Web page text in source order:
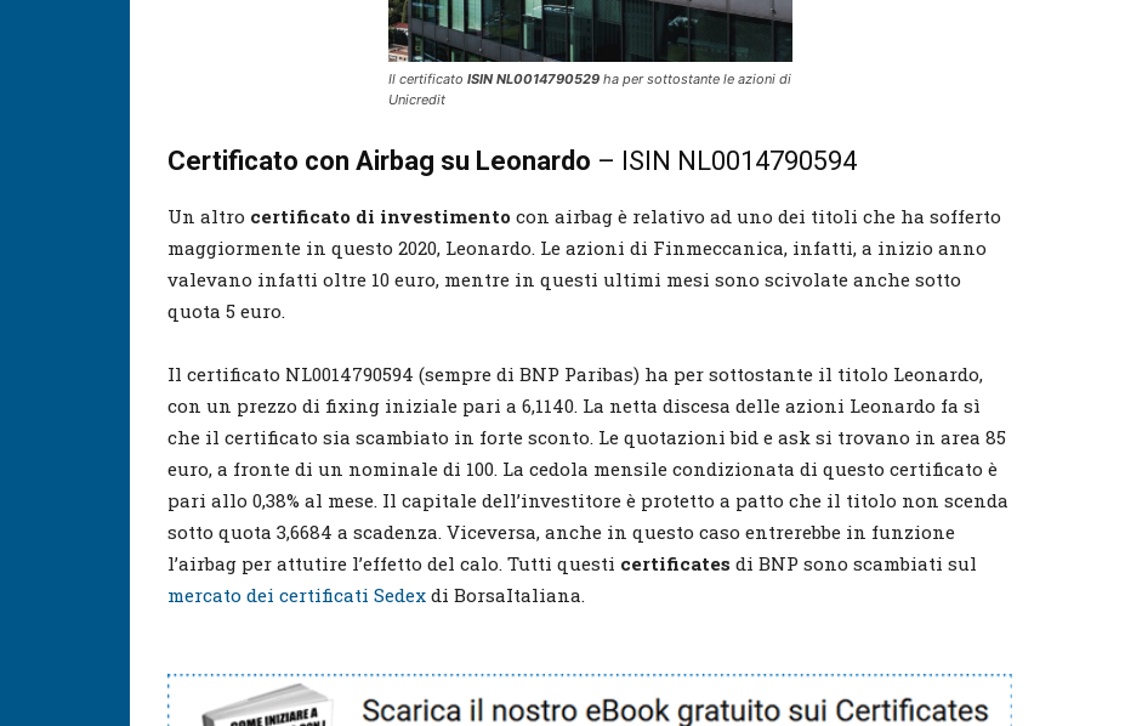
Il certificato ISIN NL0014790529ha per sottostante le azioni di
Unicredit
Certificato con Airbag su Leonardo – ISIN NL0014790594
Un altro certificato di investimento con airbag è relativo ad uno dei titoli che ha sofferto
maggiormente in questo 2020, Leonardo. Le azioni di Finmeccanica, infatti, a inizio anno
valevano infatti oltre 10 euro, mentre in questi ultimi mesi sono scivolate anche sotto
quota 5 euro.
Il certificato NL0014790594 (sempre di BNP Paribas) ha per sottostante il titolo Leonardo,
con un prezzo di fixing iniziale pari a 6,1140. La netta discesa delle azioni Leonardo fa sì
che il certificato sia scambiato in forte sconto. Le quotazioni bid e ask si trovano in area 85
euro, a fronte di un nominale di 100. La cedola mensile condizionata di questo certificato è
pari allo 0,38% al mese. Il capitale dell’investitore è protetto a patto che il titolo non scenda
sotto quota 3,6684 a scadenza. Viceversa, anche in questo caso entrerebbe in funzione
l’airbag per attutire l’effetto del calo. Tutti questi certificates di BNP sono scambiati sul
mercato dei certificati Sedex di BorsaItaliana.